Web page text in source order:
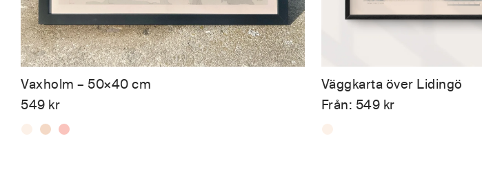
Vaxholm – 50×40 cm
549 kr
Väggkarta över Lidingö
Från: 549 kr